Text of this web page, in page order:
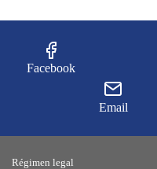
Facebook
Email
Régimen legal